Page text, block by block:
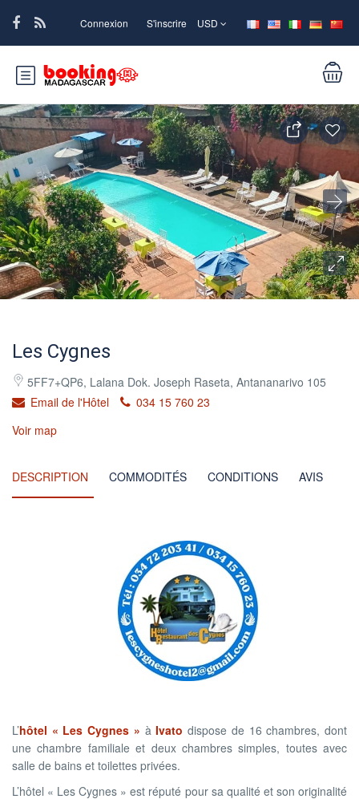
Connexion S'inscrire USD
Les Cygnes
5FF7+QP6, Lalana Dok. Joseph Raseta, Antananarivo 105
Email de l'Hôtel
034 15 760 23
Voir map
DESCRIPTION COMMODITÉS CONDITIONS AVIS
L’hôtel « Les Cygnes » àIvato dispose de 16 chambres, dont
une chambre familiale et deux chambres simples, toutes avec
salle de bains et toilettes privées.
L’hôtel « Les Cygnes » est réputé pour sa qualité et son originalité